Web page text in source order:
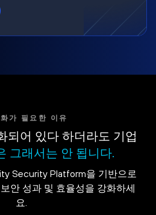
가 필요한 이유
되어 있다 하더라도 기업
그래서는 안 됩니다.
Security Platform을 기반으로
안 성과 및 효율성을 강화하세
요.